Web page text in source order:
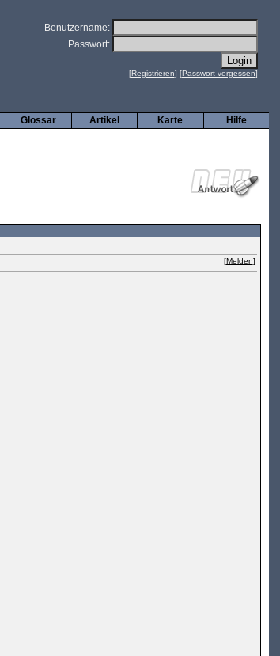
Benutzername:
Passwort:
[Registrieren] [Passwort vergessen]
Hilfe
Karte
Artikel
Glossar
[Melden]